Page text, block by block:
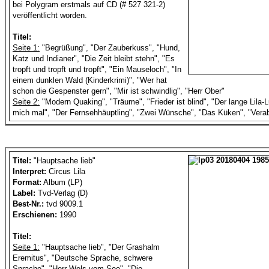
bei Polygram erstmals auf CD (# 527 321-2)
veröffentlicht worden.
Titel:
Seite 1: "Begrüßung", "Der Zauberkuss", "Hund,
Katz und Indianer", "Die Zeit bleibt stehn", "Es
tropft und tropft und tropft", "Ein Mauseloch", "In
einem dunklen Wald (Kinderkrimi)", "Wer hat
schon die Gespenster gern", "Mir ist schwindlig", "Herr Ober"
Seite 2: "Modern Quaking", "Träume", "Frieder ist blind", "Der lange Lila-
mich mal", "Der Fernsehhäuptling", "Zwei Wünsche", "Das Küken",
Titel: "Hauptsache lieb"
Interpret: Circus Lila
Format: Album (LP)
Label: Tvd-Verlag (D)
Best-Nr.: tvd 9009.1
Erschienen: 1990
Titel:
Seite 1: "Hauptsache lieb", "Der Grashalm
Eremitus", "Deutsche Sprache, schwere